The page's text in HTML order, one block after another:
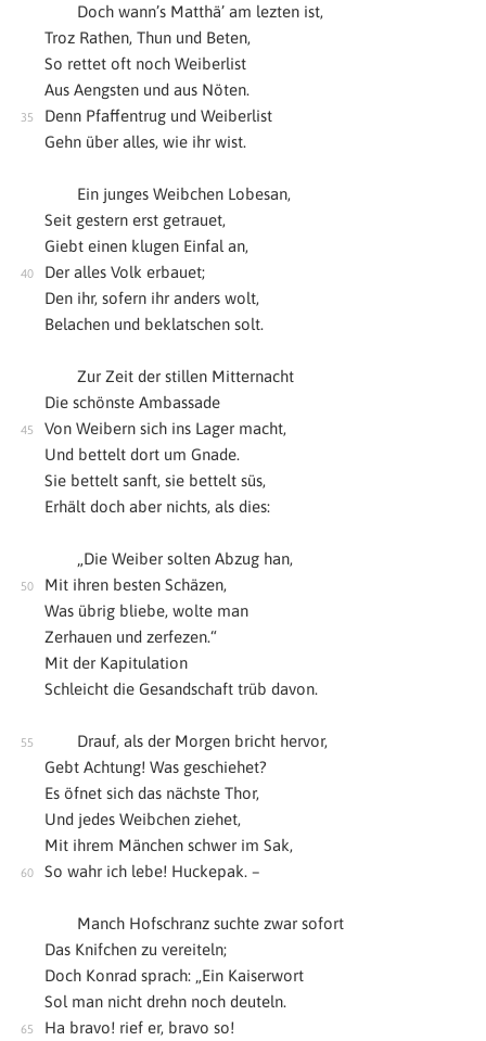
Doch wann’s Matthä’ am lezten ist,
Troz Rathen, Thun und Beten,
So rettet oft noch Weiberlist
Aus Aengsten und aus Nöten.
Denn Pfaffentrug und Weiberlist
Gehn über alles, wie ihr wist.
Ein junges Weibchen Lobesan,
Seit gestern erst getrauet,
Giebt einen klugen Einfal an,
Der alles Volk erbauet;
Den ihr, sofern ihr anders wolt,
Belachen und beklatschen solt.
Zur Zeit der stillen Mitternacht
Die schönste Ambassade
Von Weibern sich ins Lager macht,
Und bettelt dort um Gnade.
Sie bettelt sanft, sie bettelt süs,
Erhält doch aber nichts, als dies:
„Die Weiber solten Abzug han,
Mit ihren besten Schäzen,
Was übrig bliebe, wolte man
Zerhauen und zerfezen.“
Mit der Kapitulation
Schleicht die Gesandschaft trüb davon.
Drauf, als der Morgen bricht hervor,
Gebt Achtung! Was geschiehet?
Es öfnet sich das nächste Thor,
Und jedes Weibchen ziehet,
Mit ihrem Mänchen schwer im Sak,
So wahr ich lebe! Huckepak. –
Manch Hofschranz suchte zwar sofort
Das Knifchen zu vereiteln;
Doch Konrad sprach: „Ein Kaiserwort
Sol man nicht drehn noch deuteln.
Ha bravo! rief er, bravo so!